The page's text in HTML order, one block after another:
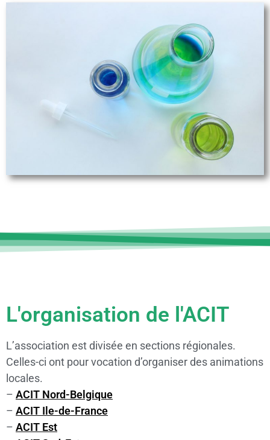
L'organisation de l'ACIT
L’association est divisée en sections régionales.
Celles-ci ont pour vocation d’organiser des animations
locales.
– ACIT Nord-Belgique
– ACIT Ile-de-France
– ACIT Est